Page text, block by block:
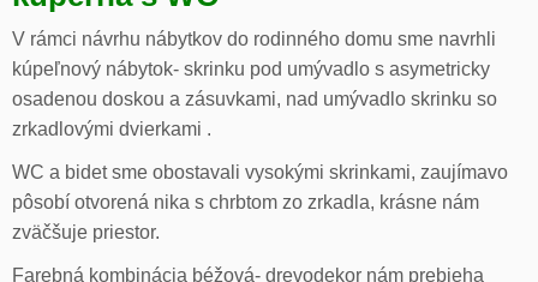
V rámci návrhu nábytkov do rodinného domu sme navrhli
kúpeľnový nábytok- skrinku pod umývadlo s asymetricky
osadenou doskou a zásuvkami, nad umývadlo skrinku so
zrkadlovými dvierkami .
WC a bidet sme obostavali vysokými skrinkami, zaujímavo
pôsobí otvorená nika s chrbtom zo zrkadla, krásne nám
zväčšuje priestor.
Farebná kombinácia béžová- drevodekor nám prebieha